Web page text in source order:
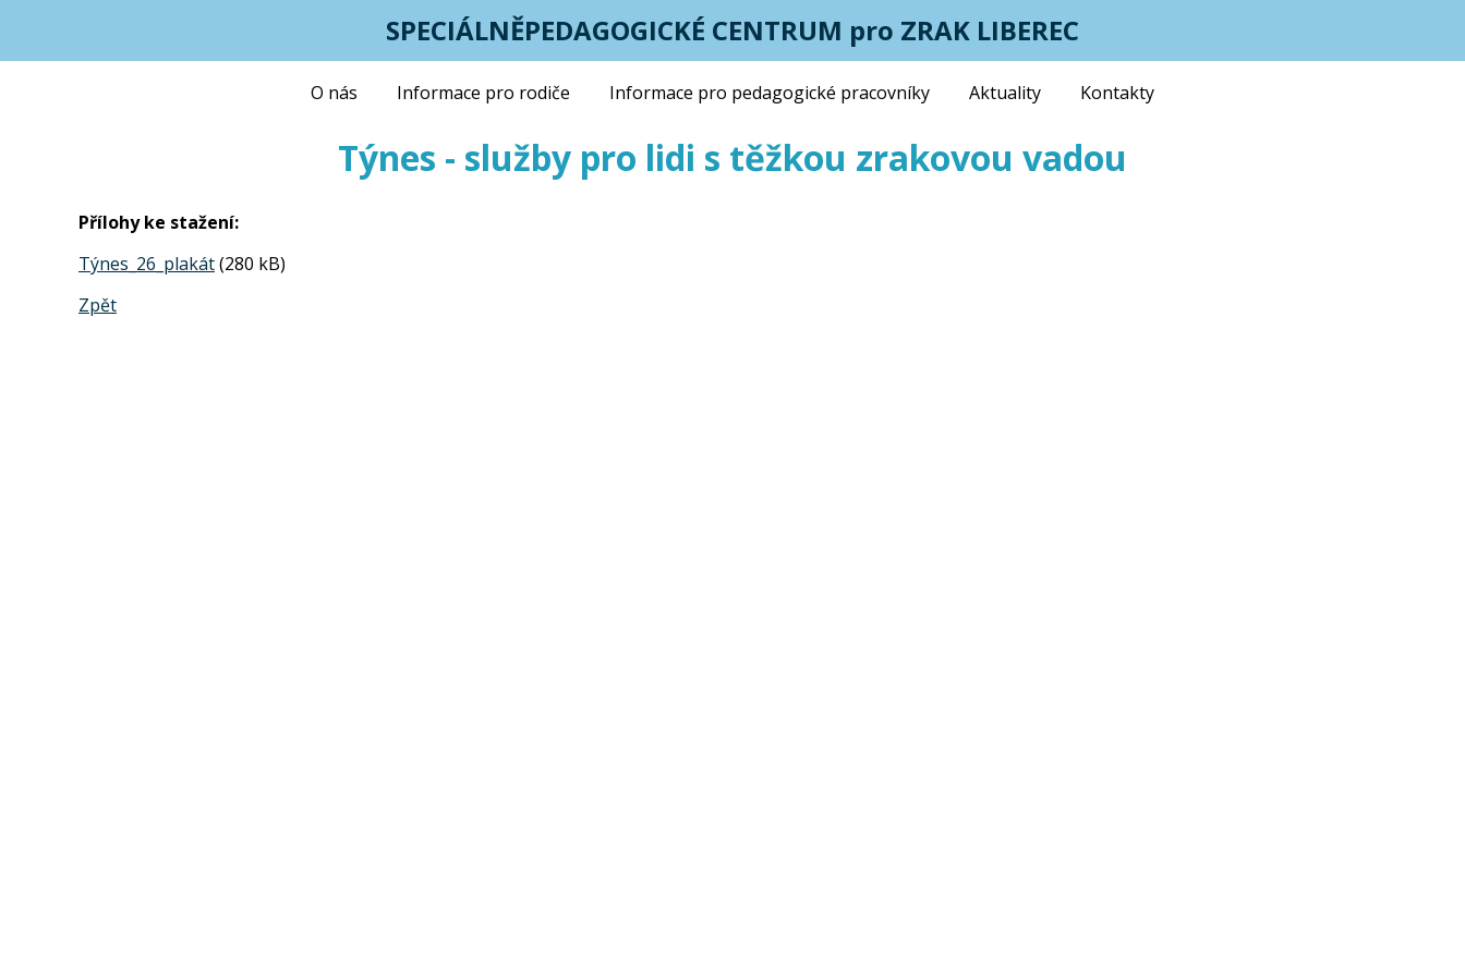
SPECIÁLNĚPEDAGOGICKÉ CENTRUM pro ZRAK LIBEREC
O nás Informace pro rodiče Informace pro pedagogické pracovníky Aktuality Kontakty
Týnes - služby pro lidi s těžkou zrakovou vadou
Přílohy ke stažení:
Týnes_26_plakát(280 kB)
Zpět